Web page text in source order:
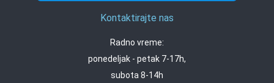
Kontaktirajte nas
Radno vreme:
ponedeljak - petak 7-17h,
subota 8-14h